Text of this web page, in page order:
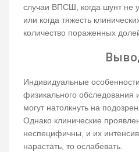
случаи ВПСШ, когда шунт не
или когда тяжесть
количество пораженных
Индивидуальные
физикального обследования
могут натолкнуть на
Однако клинические
неспецифичны, и их
нарастать, то ослабевать.